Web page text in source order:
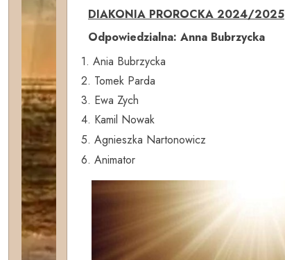
DIAKONIA PROROCKA 2024/2025
Odpowiedzialna: Anna Bubrzycka
1. Ania Bubrzycka
2. Tomek Parda
3. Ewa Zych
4. Kamil Nowak
5. Agnieszka Nartonowicz
6. Animator